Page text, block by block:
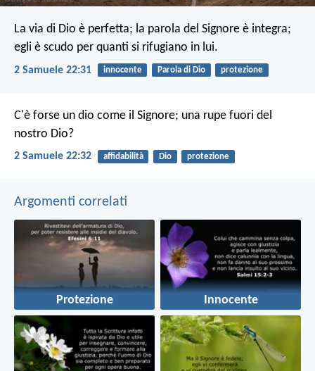
La via di Dio è perfetta; la parola del Signore è integra;
egli è scudo per quanti si rifugiano in lui.
2 Samuele 22:31 innocente Parola di Dio protezione
C'è forse un dio come il Signore; una rupe fuori del
nostro Dio?
2 Samuele 22:32 affidabilità Dio protezione
Argomenti correlati
Protezione Innocente